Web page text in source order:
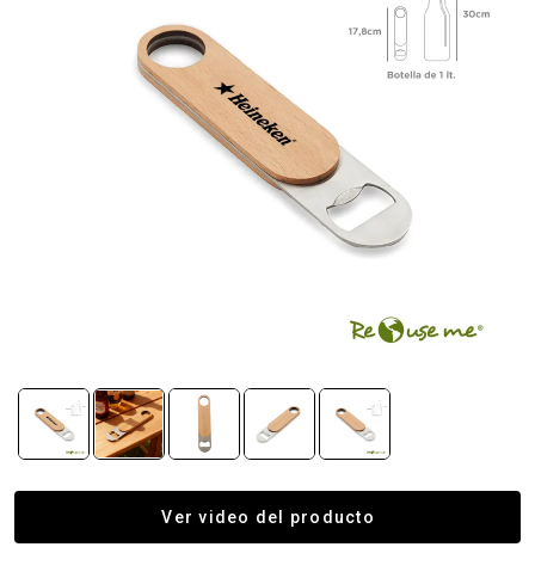
Ver video del producto